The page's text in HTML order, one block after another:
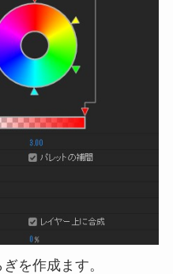
を作成ます。